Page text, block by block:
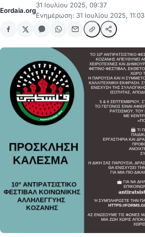
Eordaia.org
31 Ιουλίου 2025, 09:37
Ενημέρωση: 31 Ιουλίου 2025, 11:03